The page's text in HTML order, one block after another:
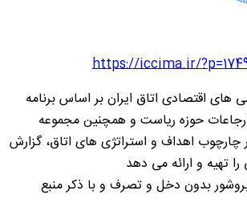
https://iccima.ir/
های اقتصادی اتاق ایران بر اساس برنامه
حوزه ریاست و همچنین مجموعه
اهداف و استراتژی های اتاق، گزارش
تهیه و ارائه می دهد
بدون دخل و تصرف و با ذکر منبع